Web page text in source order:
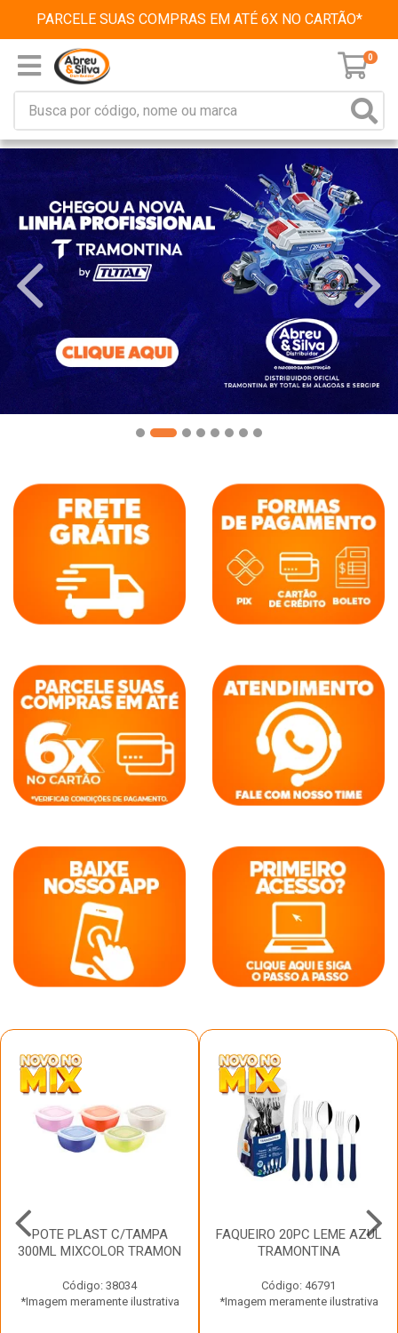
PARCELE SUAS COMPRAS EM ATÉ 6X NO CARTÃO*
0
POTE PLAST C/TAMPA
300ML MIXCOLOR TRAMON
Código: 38034
*Imagem meramente ilustrativa
FAQUEIRO 20PC LEME AZUL
TRAMONTINA
Código: 46791
*Imagem meramente ilustrativa